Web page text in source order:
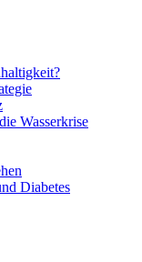
Wasserkrise
Diabetes